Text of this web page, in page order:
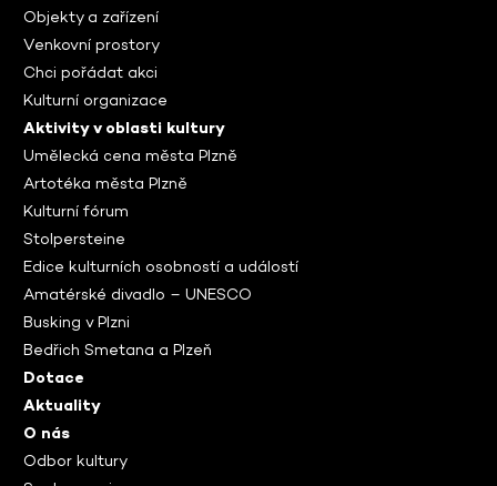
Objekty a zařízení
Venkovní prostory
Chci pořádat akci
Kulturní organizace
Aktivity v oblasti kultury
Umělecká cena města Plzně
Artotéka města Plzně
Kulturní fórum
Stolpersteine
Edice kulturních osobností a událostí
Amatérské divadlo – UNESCO
Busking v Plzni
Bedřich Smetana a Plzeň
Dotace
Aktuality
O nás
Odbor kultury